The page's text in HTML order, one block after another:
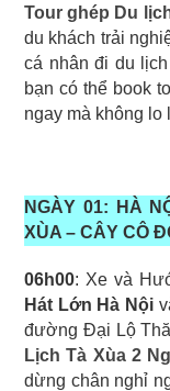
Tour ghép Du
du khách trải
cá nhân đi du
bạn có thể book
ngay mà không lo
NGÀY 01: HÀ
XÙA – CÂY CÔ
06h00: Xe và
Hát Lớn Hà Nội
đường Đại Lộ
Lịch Tà Xùa 2
dừng chân nghỉ